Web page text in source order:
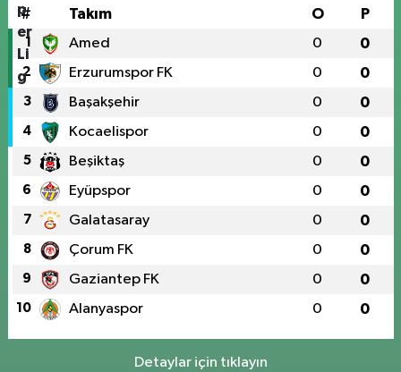
# Takım O P
1 Amed 0 0
2 Erzurumspor FK 0 0
3 Başakşehir 0 0
4 Kocaelispor 0 0
5 Beşiktaş 0 0
6 Eyüpspor 0 0
7 Galatasaray 0 0
8 Çorum FK 0 0
9 Gaziantep FK 0 0
10 Alanyaspor 0 0
Detaylar için tıklayın